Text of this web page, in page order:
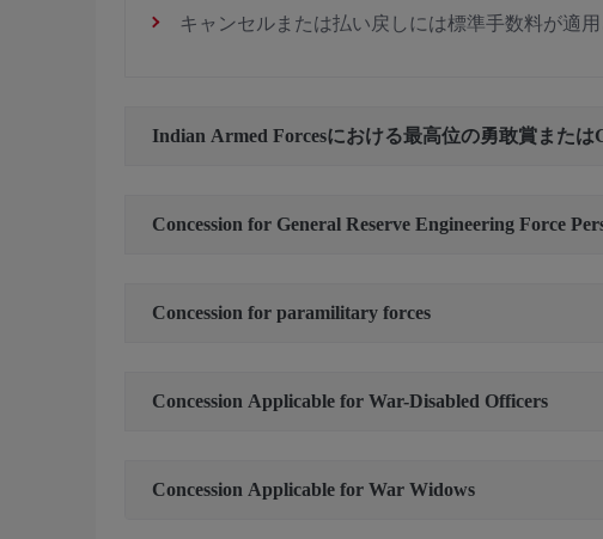
キャンセルまたは払い戻しには標準手数料が適
Indian Armed Forcesにおける最高位の勇敢賞また
Concession for General Reserve Engineering Force
Concession for paramilitary forces
Concession Applicable for War-Disabled Officers
Concession Applicable for War Widows